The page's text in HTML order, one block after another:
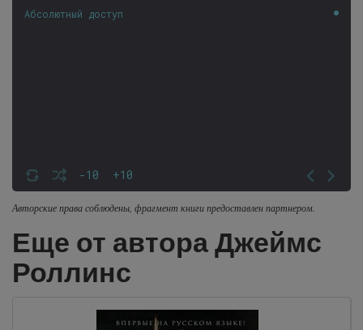
-10 +10
Абсолютный доступ
Авторские права соблюдены, фрагмент книги предоставлен партнером.
Еще от автора Джеймс
Роллинс